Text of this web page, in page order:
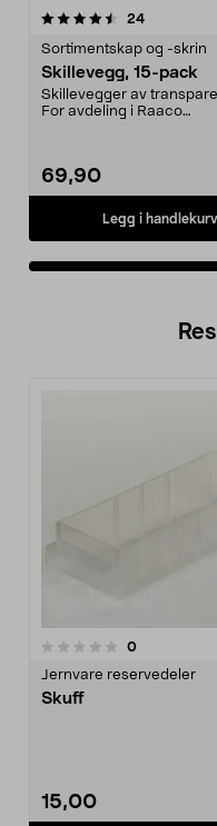
24anmeldelser
Sortimentskap og -skrin
Skillevegg, 15-pack
Skillevegger av
For avdeling i Raaco
69,90
Legg i handlekurv
4.5av 5 stjerner
0anmeldelser
Jernvare reservedeler
Skuff
15,00
0.0 av 5 stjerner